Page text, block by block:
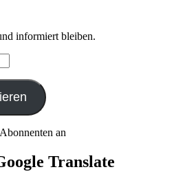
informiert bleiben.
an
Translate